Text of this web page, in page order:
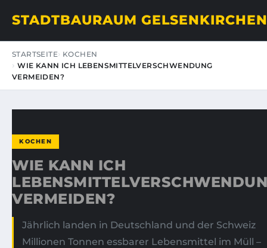
STADTBAURAUM GELSENKIRCHEN
STARTSEITE KOCHEN
WIE KANN ICH LEBENSMITTELVERSCHWENDUNG
VERMEIDEN?
KOCHEN
WIE KANN ICH
VERMEIDEN?
Jährlich landen in Deutschland und der Schweiz
Millionen Tonnen essbarer Lebensmittel im Müll –